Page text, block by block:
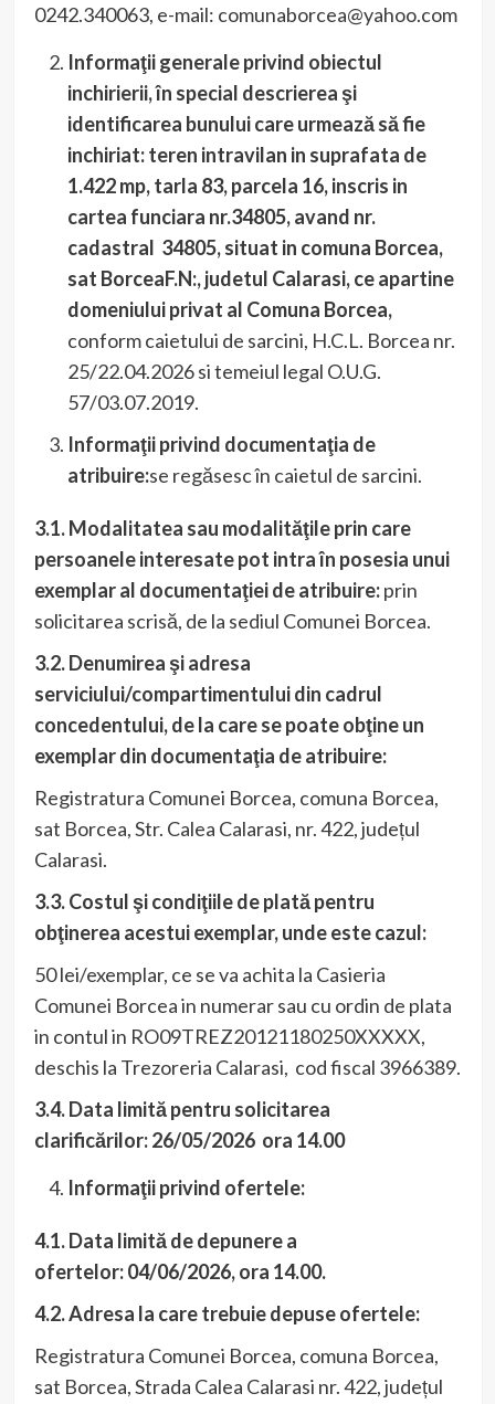
0242.340063, e-mail: comunaborcea@yahoo.com
Informaţii generale privind obiectul
inchirierii, în special descrierea şi
identificarea bunului care urmează să fie
inchiriat:teren intravilan in suprafata de
1.422 mp, tarla 83, parcela 16, inscris in
cartea funciara nr.34805, avand nr.
cadastral 34805, situat in comuna Borcea,
sat BorceaF.N:, judetul Calarasi, ce apartine
domeniului privat al Comuna Borcea,
conform caietului de sarcini, H.C.L. Borcea nr.
25/22.04.2026 si temeiul legal O.U.G.
57/03.07.2019.
Informaţii privind documentaţia de
atribuire:se regăsesc în caietul de sarcini.
3.1. Modalitatea sau modalităţile prin care
persoanele interesate pot intra în posesia unui
exemplar al documentaţiei de atribuire:prin
solicitarea scrisă, de la sediul Comunei Borcea.
3.2. Denumirea şi adresa
serviciului/compartimentului din cadrul
concedentului, de la care se poate obţine un
exemplar din documentaţia de atribuire:
Registratura Comunei Borcea, comuna Borcea,
sat Borcea, Str. Calea Calarasi, nr. 422, județul
Calarasi.
3.3. Costul şi condiţiile de plată pentru
obţinerea acestui exemplar, unde este cazul:
50 lei/exemplar, ce se va achita la Casieria
Comunei Borcea in numerar sau cu ordin de plata
in contul in RO09TREZ20121180250XXXXX,
deschis la Trezoreria Calarasi, cod fiscal 3966389.
3.4. Data limită pentru solicitarea
clarificărilor: 26/05/2026 ora 14.00
Informaţii privind ofertele:
4.1. Data limită de depunere a
ofertelor: 04/06/2026, ora 14.00.
4.2. Adresa la care trebuie depuse ofertele:
Registratura Comunei Borcea, comuna Borcea,
sat Borcea, Strada Calea Calarasi nr. 422, județul